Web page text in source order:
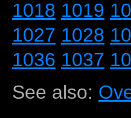
1018 1019
1027 1028
1036 1037
See also: